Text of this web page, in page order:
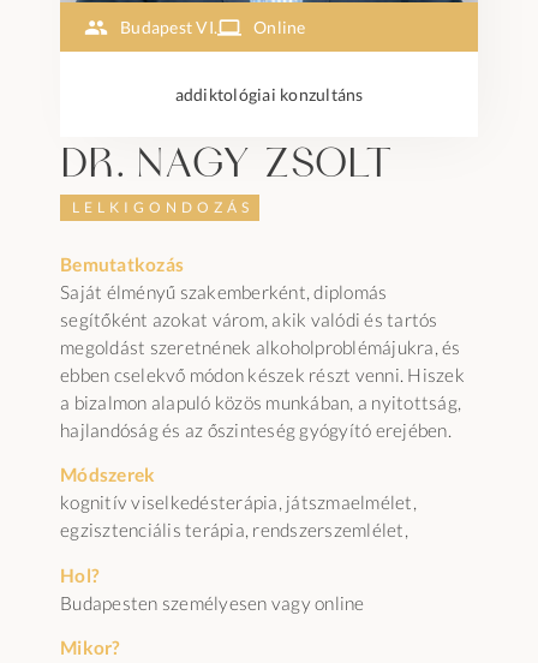
Budapest VI. Online
addiktológiai konzultáns
dr. Nagy Zsolt
LELKIGONDOZÁS
Bemutatkozás
Saját élményű szakemberként, diplomás
segítőként azokat várom, akik valódi és tartós
megoldást szeretnének alkoholproblémájukra, és
ebben cselekvő módon készek részt venni. Hiszek
a bizalmon alapuló közös munkában, a nyitottság,
hajlandóság és az őszinteség gyógyító erejében.
Módszerek
kognitív viselkedésterápia, játszmaelmélet,
egzisztenciális terápia, rendszerszemlélet,
Hol?
Budapesten személyesen vagy online
Mikor?